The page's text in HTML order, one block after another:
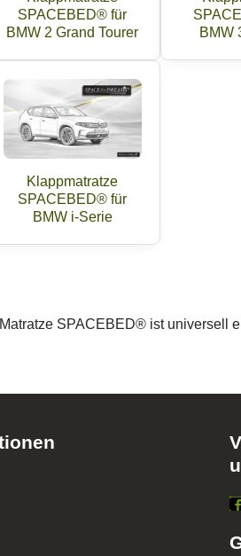
SPACEBED® für
BMW 2 Grand Tourer
BMW
Klappmatratze
SPACEBED® für
BMW i-Serie
SPACEBED® ist universell